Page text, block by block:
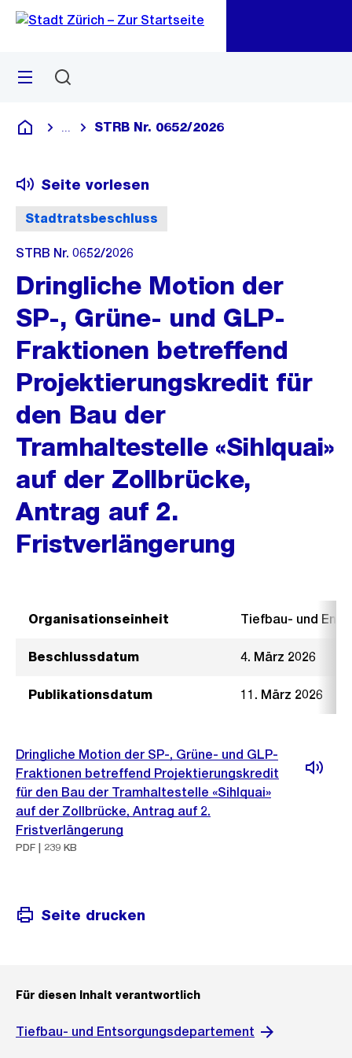
Navigation
Sprunglink
Menü
Deutsch
Blende alle Breadcrumbs ein
STRB Nr. 0652/2026
Stadtratsbeschluss
Seite vorlesen
STRB Nr. 0652/2026
Dringliche Motion der
SP-, Grüne- und GLP-
Fraktionen betreffend
Projektierungskredit für
den Bau der
Tramhaltestelle «Sihlquai»
auf der Zollbrücke,
Antrag auf 2.
Fristverlängerung
Organisationseinheit Tiefbau- und
Beschlussdatum 4. März 2026
Publikationsdatum 11. März 2026
Dringliche Motion der SP-, Grüne- und GLP-
Fraktionen betreffend Projektierungskredit
für den Bau der Tramhaltestelle «Sihlquai»
auf der Zollbrücke, Antrag auf 2.
Fristverlängerung
PDF | 239 KB
Seite drucken
Für diesen Inhalt verantwortlich
Tiefbau- und Entsorgungsdepartement